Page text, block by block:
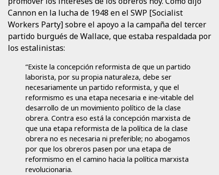
Cannon en la lucha de 1948 en el SWP [Socialist
Workers Party] sobre el apoyo a la campaña del tercer
partido burgués de Wallace, que estaba respaldada por
los estalinistas:
“Existe la concepción reformista de que un partido
laborista, por su propia naturaleza, debe ser
necesariamente un partido reformista, y que el
reformismo es una etapa necesaria e ine-vitable del
desarrollo de un movimiento político de la clase
obrera. Contra eso está la concepción marxista de
que una etapa reformista de la política de la clase
obrera no es necesaria ni preferible; no abogamos
por que los obreros pasen por una etapa de
reformismo en el camino hacia la política marxista
revolucionaria.